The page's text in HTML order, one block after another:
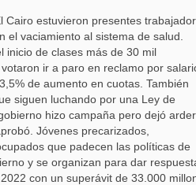
Cairo estuvieron presentes
el vaciamiento al sistema de salud.
inicio de clases más de 30 mil
ir a paro en reclamo por
de aumento en cuotas. También
siguen luchando por una Ley de
hizo campaña pero dejó
Jóvenes precarizados,
que padecen las políticas de
y se organizan para dar
con un superávit de 33.000